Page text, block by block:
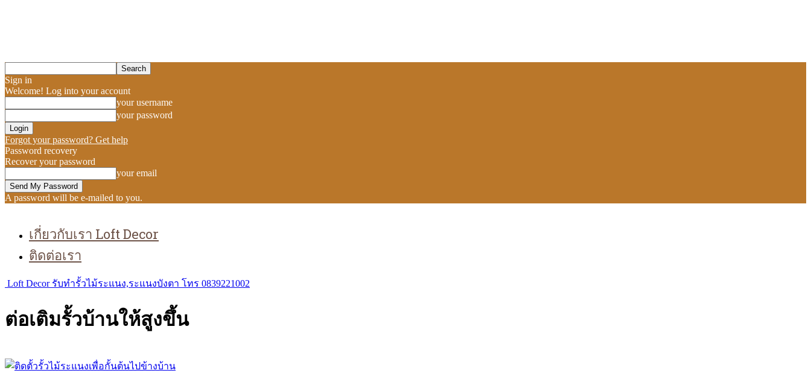
Sign in
Welcome! Log into your account
your username
your password
Forgot your password? Get help
Password recovery
Recover your password
your email
A password will be e-mailed to you.
เกี่ยวกับเรา Loft Decor
ติดต่อเรา
Loft Decor รับทำรั้วไม้ระแนง,ระแนงบังตา โทร 0839221002
ต่อเติมรั้วบ้านให้สูงขึ้น